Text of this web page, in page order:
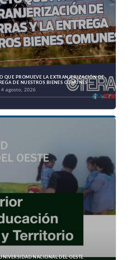
QUE PROMUEVE LA EXTRANJERIZACIÓN DE
DE NUESTROS BIENES COMUNES
4 agosto, 2026
NACIONAL DEL OESTE